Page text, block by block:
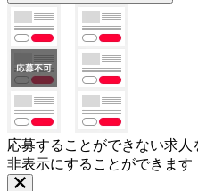
応募することができない求人
非表示にすることができます